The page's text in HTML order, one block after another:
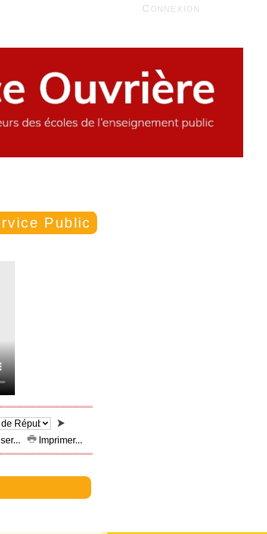
Connexion
Public
Imprimer...